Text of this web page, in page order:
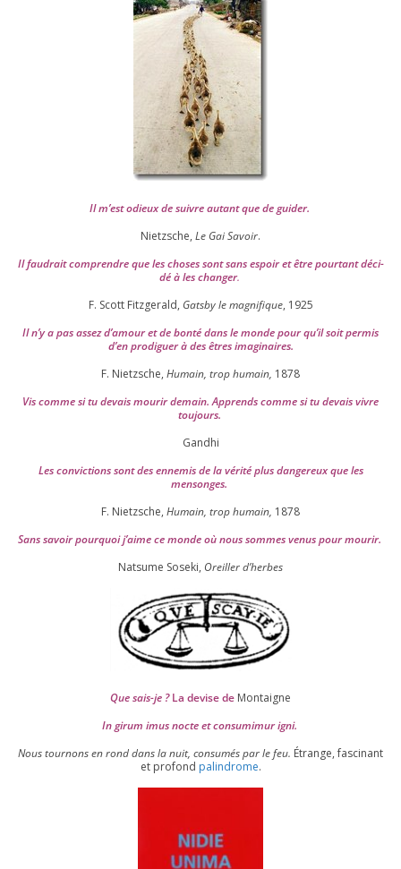
Il m’est odieux de suivre autant que de gui­der.
Nietzsche, Le Gai Savoir.
Il fau­drait com­prendre que les choses sont sans espoir et être pour­tant déci­
dé à les chan­ger.
F. Scott Fitzgerald, Gatsby le magni­fique, 1925
Il n’y a pas assez d’a­mour et de bon­té dans le monde pour qu’il soit per­mis
d’en pro­di­guer à des êtres imaginaires.
F. Nietzsche, Humain, trop humain, 1878
Vis comme si tu devais mou­rir demain. Apprends comme si tu devais vivre
toujours.
Gandhi
Les convic­tions sont des enne­mis de la véri­té plus dan­ge­reux que les
mensonges.
F. Nietzsche, Humain, trop humain, 1878
Sans savoir pour­quoi j’aime ce monde où nous sommes venus pour mourir.
Natsume Soseki, Oreiller d’herbes
Que sais-je ?La devise de Montaigne
In girum imus nocte et consu­mi­mur igni.
Nous tour­nons en rond dans la nuit, consu­més par le feu. Étrange, fas­ci­nant
et pro­fond palin­drome.